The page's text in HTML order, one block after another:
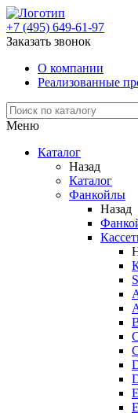
+7 (495) 649-61-97
Заказать звонок
О компании
Реализованные
Меню
Каталог
Назад
Каталог
Фанкойлы
Назад